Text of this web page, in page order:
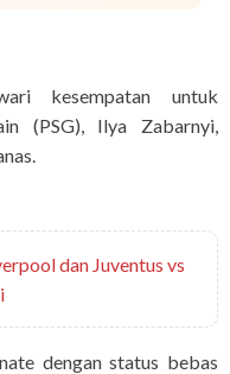
kesempatan untuk
(PSG), Ilya Zabarnyi,
dan Juventus vs
dengan status bebas